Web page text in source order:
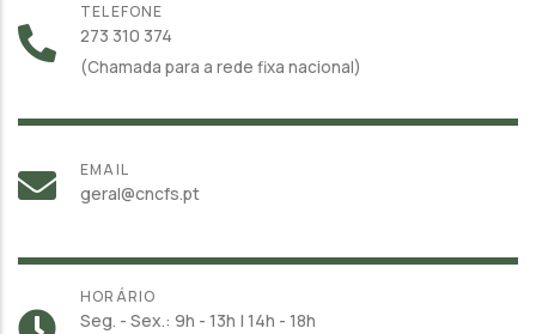
TELEFONE
273 310 374
(Chamada para a rede fixa nacional)
EMAIL
geral@cncfs.pt
HORÁRIO
Seg. - Sex.: 9h - 13h | 14h - 18h